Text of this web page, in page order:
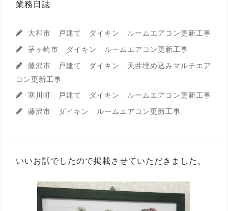
ー
シ
ョ
ン
業務日誌
大和市 戸建て ダイキン ルームエアコン更新工事
茅ヶ崎市 ダイキン ルームエアコン更新工事
藤沢市 戸建て ダイキン 天井埋め込みマルチエア
コン更新工事
寒川町 戸建て ダイキン ルームエアコン更新工事
藤沢市 ダイキン ルームエアコン更新工事
いいお話でしたので掲載させていただきました。